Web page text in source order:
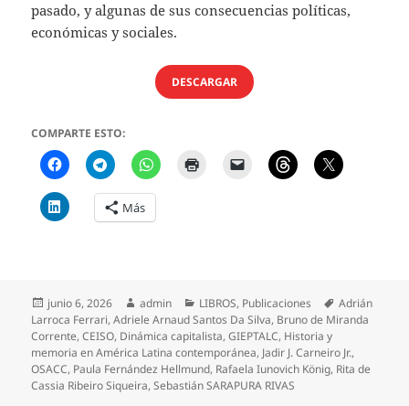
pasado, y algunas de sus consecuencias políticas,
económicas y sociales.
DESCARGAR
COMPARTE ESTO:
Más
Publicado
el
junio 6, 2026 Autor
admin Categorías
LIBROS, Publicaciones Etiquetas
Adrián
Larroca Ferrari,Adriele Arnaud Santos Da Silva, Bruno de Miranda
Corrente,CEISO, Dinámica capitalista,GIEPTALC, Historia y
memoria en América Latina contemporánea, Jadir J. Carneiro Jr.,
OSACC, Paula Fernández Hellmund, Rafaela Iunovich König, Rita de
Cassia Ribeiro Siqueira,Sebastián SARAPURA RIVAS